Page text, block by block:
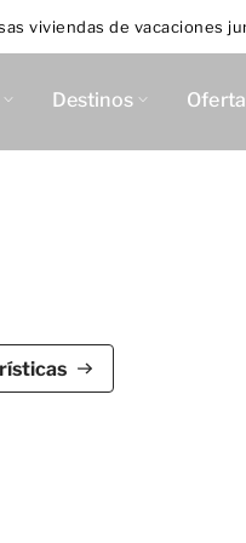
viviendas de vacaciones
Destinos
seis personas en un
de vacaciones